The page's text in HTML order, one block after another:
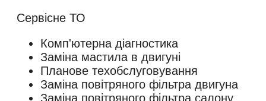
Сервісне ТО
Комп'ютерна діагностика
Заміна мастила в двигуні
Планове техобслуговування
Заміна повітряного фільтра двигуна
Заміна повітряного фільтра салону